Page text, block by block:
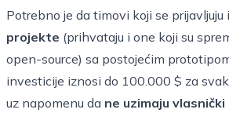
Potrebno je da timovi koji se prijavljuju
projekte (prihvataju i one koji su
open-source) sa postojećim
investicije iznosi do 100.000 $ za
uz napomenu da ne uzimaju vlasnički